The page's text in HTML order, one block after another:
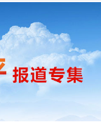
人事
港澳
教育